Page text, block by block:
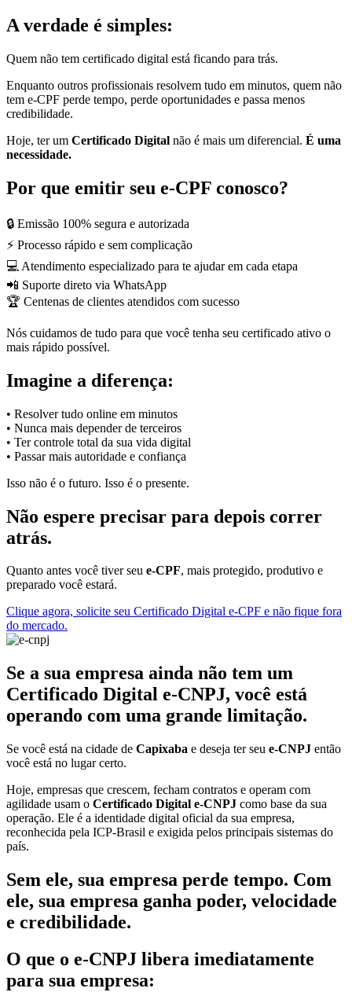
A verdade é simples:
Quem não tem certificado digital está ficando para trás.
Enquanto outros profissionais resolvem tudo em minutos, quem não
tem e-CPF perde tempo, perde oportunidades e passa menos
credibilidade.
Hoje, ter um Certificado Digital não é mais um diferencial. É uma
necessidade.
Por que emitir seu e-CPF conosco?
🔒 Emissão 100% segura e autorizada
⚡ Processo rápido e sem complicação
💻 Atendimento especializado para te ajudar em cada etapa
📲 Suporte direto via WhatsApp
🏆 Centenas de clientes atendidos com sucesso
Nós cuidamos de tudo para que você tenha seu certificado ativo o
mais rápido possível.
Imagine a diferença:
• Resolver tudo online em minutos
• Nunca mais depender de terceiros
• Ter controle total da sua vida digital
• Passar mais autoridade e confiança
Isso não é o futuro. Isso é o presente.
Não espere precisar para depois correr
atrás.
Quanto antes você tiver seu e-CPF, mais protegido, produtivo e
preparado você estará.
Clique agora, solicite seu Certificado Digital e-CPF e não fique fora
do mercado.
Se a sua empresa ainda não tem um
Certificado Digital e-CNPJ, você está
operando com uma grande limitação.
Se você está na cidade de Capixaba e deseja ter seu e-CNPJ então
você está no lugar certo.
Hoje, empresas que crescem, fecham contratos e operam com
agilidade usam o Certificado Digital e-CNPJ como base da sua
operação. Ele é a identidade digital oficial da sua empresa,
reconhecida pela ICP-Brasil e exigida pelos principais sistemas do
país.
Sem ele, sua empresa perde tempo. Com
ele, sua empresa ganha poder, velocidade
e credibilidade.
O que o e-CNPJ libera imediatamente
para sua empresa: